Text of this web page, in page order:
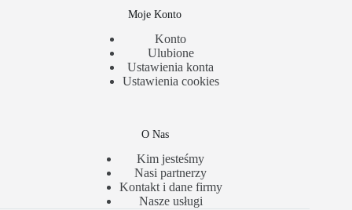
Moje Konto
Konto
Ulubione
Ustawienia konta
Ustawienia cookies
O Nas
Kim jesteśmy
Nasi partnerzy
Kontakt i dane firmy
Nasze usługi